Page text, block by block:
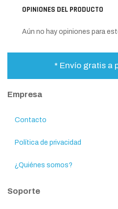
OPINIONES DEL PRODUCTO
Aún no hay opiniones para
* Envío gratis a
Empresa
Contacto
Política de privacidad
¿Quiénes somos?
Soporte